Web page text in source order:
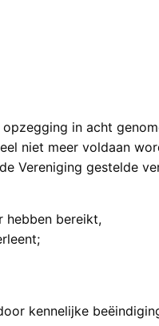
in acht
niet meer voldaan
Vereniging gestelde
hebben bereikt,
kennelijke